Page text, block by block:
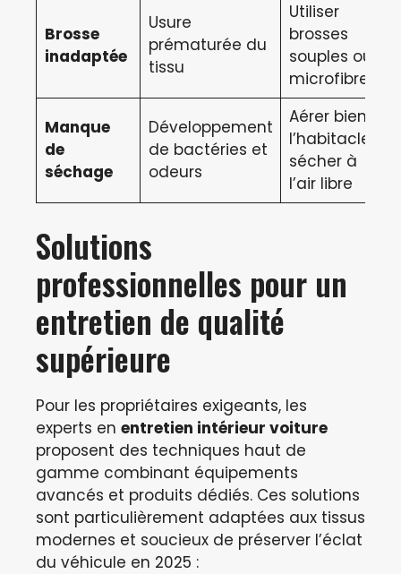
Brosse
inadaptée
Usure
prématurée du
tissu
Utiliser
brosses
souples ou
microfibre
Manque
de
séchage
Développement
de bactéries et
odeurs
Aérer bien
l’habitacle,
sécher à
l’air libre
Solutions
professionnelles pour un
entretien de qualité
supérieure
Pour les propriétaires exigeants, les
experts en entretien intérieur voiture
proposent des techniques haut de
gamme combinant équipements
avancés et produits dédiés. Ces solutions
sont particulièrement adaptées aux tissus
modernes et soucieux de préserver l’éclat
du véhicule en 2025 :